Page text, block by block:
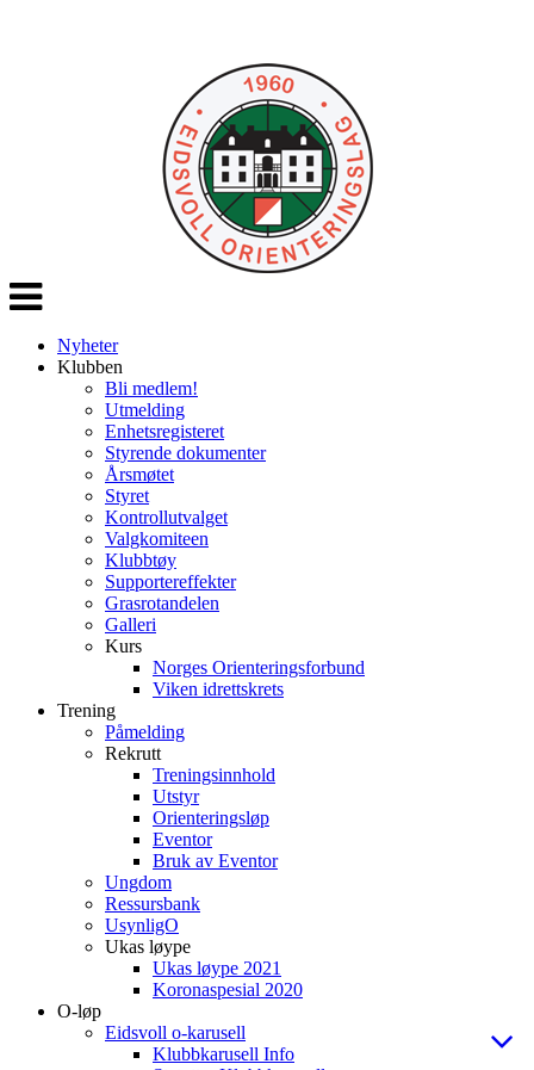
Veksle
navigasjon
Nyheter
Klubben
Bli medlem!
Utmelding
Enhetsregisteret
Styrende dokumenter
Årsmøtet
Styret
Kontrollutvalget
Valgkomiteen
Klubbtøy
Supportereffekter
Grasrotandelen
Galleri
Kurs
Norges Orienteringsforbund
Viken idrettskrets
Trening
Påmelding
Rekrutt
Treningsinnhold
Utstyr
Orienteringsløp
Eventor
Bruk av Eventor
Ungdom
Ressursbank
UsynligO
Ukas løype
Ukas løype 2021
Koronaspesial 2020
O-løp
Eidsvoll o-karusell
Klubbkarusell Info